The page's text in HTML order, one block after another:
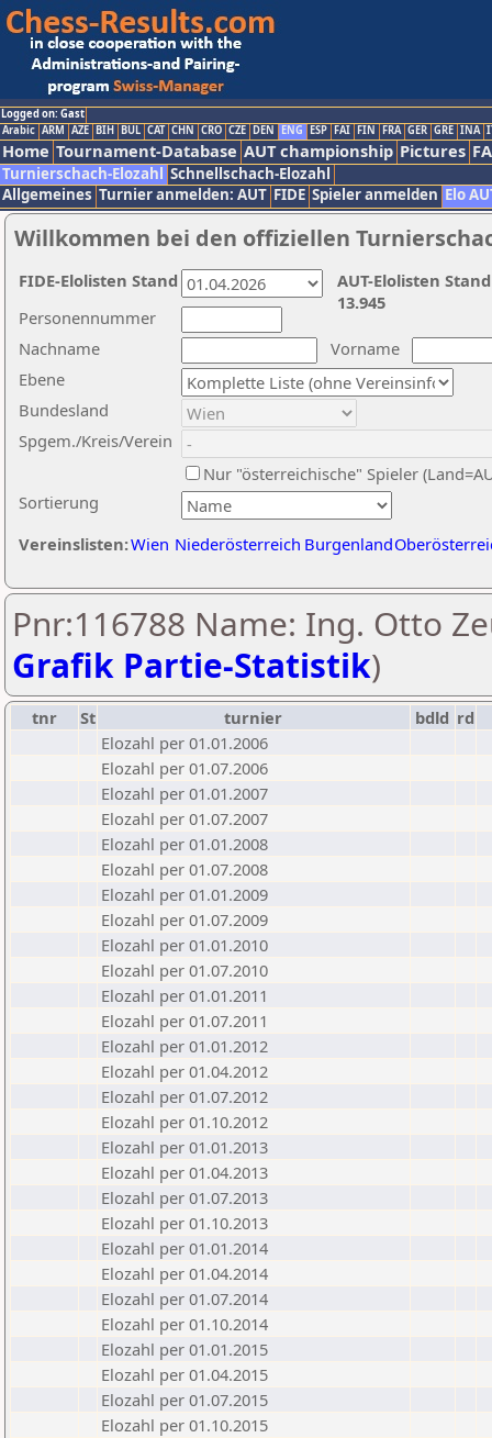
Logged on: Gast
Arabic ARM AZE BIH BUL CAT CHN CRO CZE DEN ENG ESP FAI FIN FRA GER GRE INA
Home Tournament-Database AUT championship Pictures
Turnierschach-Elozahl Schnellschach-Elozahl
Allgemeines Turnier anmelden: AUT FIDE Spieler anmelden Elo
Willkommen bei den offiziellen
Nachname
Vorname
Ebene
Sortierung
Personennummer
Bundesland
Spgem./Kreis/Verein
Nur "österreichische" Spieler
Vereinslisten:Wien Niederösterreich Burgenland
AUT-Elolisten
13.945
FIDE-Elolisten Stand
Pnr:116788 Name: Ing. Otto
Grafik Partie-Statistik)
tnr St turnier bdld rd
Elozahl per 01.01.2006
Elozahl per 01.07.2006
Elozahl per 01.01.2007
Elozahl per 01.07.2007
Elozahl per 01.01.2008
Elozahl per 01.07.2008
Elozahl per 01.01.2009
Elozahl per 01.07.2009
Elozahl per 01.01.2010
Elozahl per 01.07.2010
Elozahl per 01.01.2011
Elozahl per 01.07.2011
Elozahl per 01.01.2012
Elozahl per 01.04.2012
Elozahl per 01.07.2012
Elozahl per 01.10.2012
Elozahl per 01.01.2013
Elozahl per 01.04.2013
Elozahl per 01.07.2013
Elozahl per 01.10.2013
Elozahl per 01.01.2014
Elozahl per 01.04.2014
Elozahl per 01.07.2014
Elozahl per 01.10.2014
Elozahl per 01.01.2015
Elozahl per 01.04.2015
Elozahl per 01.07.2015
Elozahl per 01.10.2015